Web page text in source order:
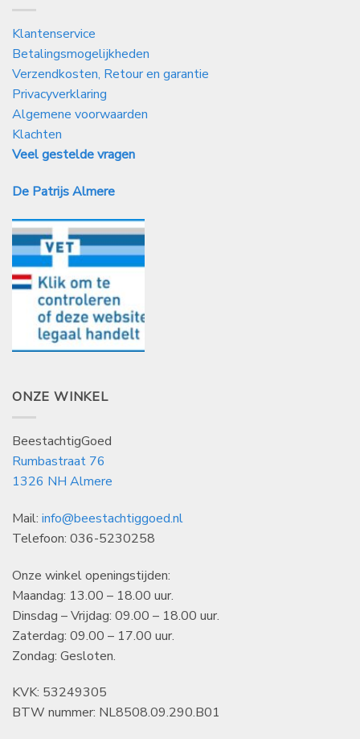
Klantenservice
Betalingsmogelijkheden
Verzendkosten, Retour en garantie
Privacyverklaring
Algemene voorwaarden
Klachten
Veel gestelde vragen
De Patrijs Almere
ONZE WINKEL
BeestachtigGoed
Rumbastraat 76
1326 NH Almere
Mail: info@beestachtiggoed.nl
Telefoon: 036-5230258
Onze winkel openingstijden:
Maandag: 13.00 – 18.00 uur.
Dinsdag – Vrijdag: 09.00 – 18.00 uur.
Zaterdag: 09.00 – 17.00 uur.
Zondag: Gesloten.
KVK: 53249305
BTW nummer: NL8508.09.290.B01